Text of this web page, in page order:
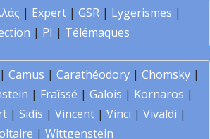
| Expert| GSR| Lygerismes |
| PI | Télémaques
| Camus | Carathéodory| Chomsky|
| Fraïssé | Galois | Kornaros |
| Sidis | Vincent | Vinci | Vivaldi |
| Wittgenstein